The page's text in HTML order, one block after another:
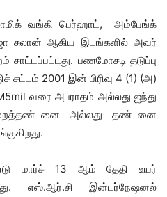
வங்கி பெர்ஹாட், அம்பேங்க்
சுலான் ஆகிய இடங்களில் அவர்
பணமோசடி தடுப்பு
சட்டம் 2001 இன் பிரிவு 4 (1) (அ)
வரை அபராதம் அல்லது ஐந்து
அல்லது தண்டனை
மார்ச் 13 ஆம் தேதி உயர்
எஸ்.ஆர்.சி இன்டர்நேஷனல்